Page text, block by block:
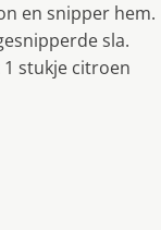
en snipper hem.
sla.
stukje citroen